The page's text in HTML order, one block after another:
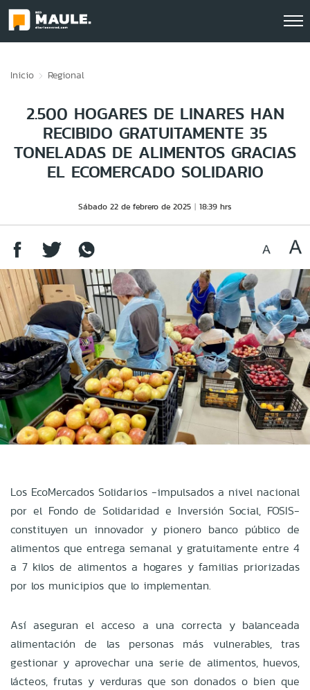
Inicio Regional
2.500 HOGARES DE LINARES HAN
RECIBIDO GRATUITAMENTE 35
TONELADAS DE ALIMENTOS GRACIAS
EL ECOMERCADO SOLIDARIO
Sábado 22 de febrero de 2025 18:39 hrs
Los EcoMercados Solidarios -impulsados a nivel nacional
por el Fondo de Solidaridad e Inversión Social, FOSIS-
constituyen un innovador y pionero banco público de
alimentos que entrega semanal y gratuitamente entre 4
a 7 kilos de alimentos a hogares y familias priorizadas
por los municipios que lo implementan.
Así aseguran el acceso a una correcta y balanceada
alimentación de las personas más vulnerables, tras
gestionar y aprovechar una serie de alimentos, huevos,
lácteos, frutas y verduras que son donados o bien que